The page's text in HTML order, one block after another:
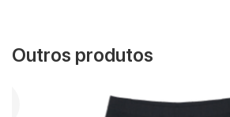
Outros produtos